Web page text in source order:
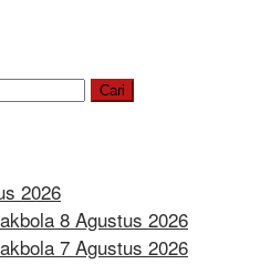
2026
8 Agustus 2026
7 Agustus 2026